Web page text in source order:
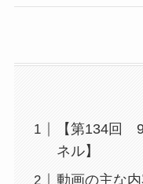
【第134回
ネル】
動画の主な